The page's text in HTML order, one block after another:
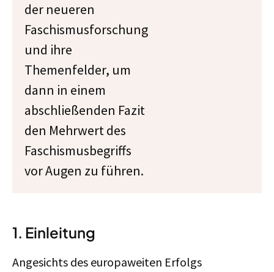
der neueren
Faschismusforschung
und ihre
Themenfelder, um
dann in einem
abschließenden Fazit
den Mehrwert des
Faschismusbegriffs
vor Augen zu führen.
1. Einleitung
Angesichts des europaweiten Erfolgs